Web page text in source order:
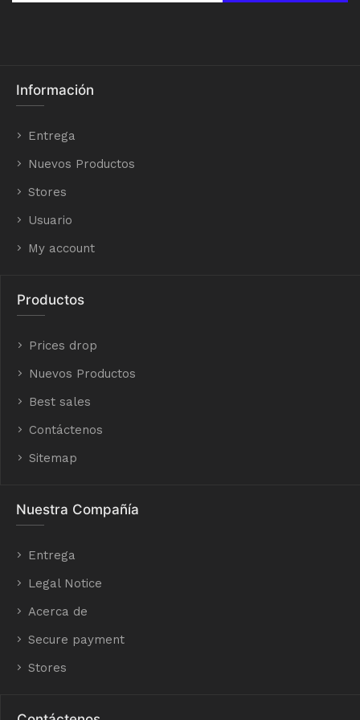
Información
Entrega
Nuevos Productos
Stores
Usuario
My account
Productos
Prices drop
Nuevos Productos
Best sales
Contáctenos
Sitemap
Nuestra Compañía
Entrega
Legal Notice
Acerca de
Secure payment
Stores